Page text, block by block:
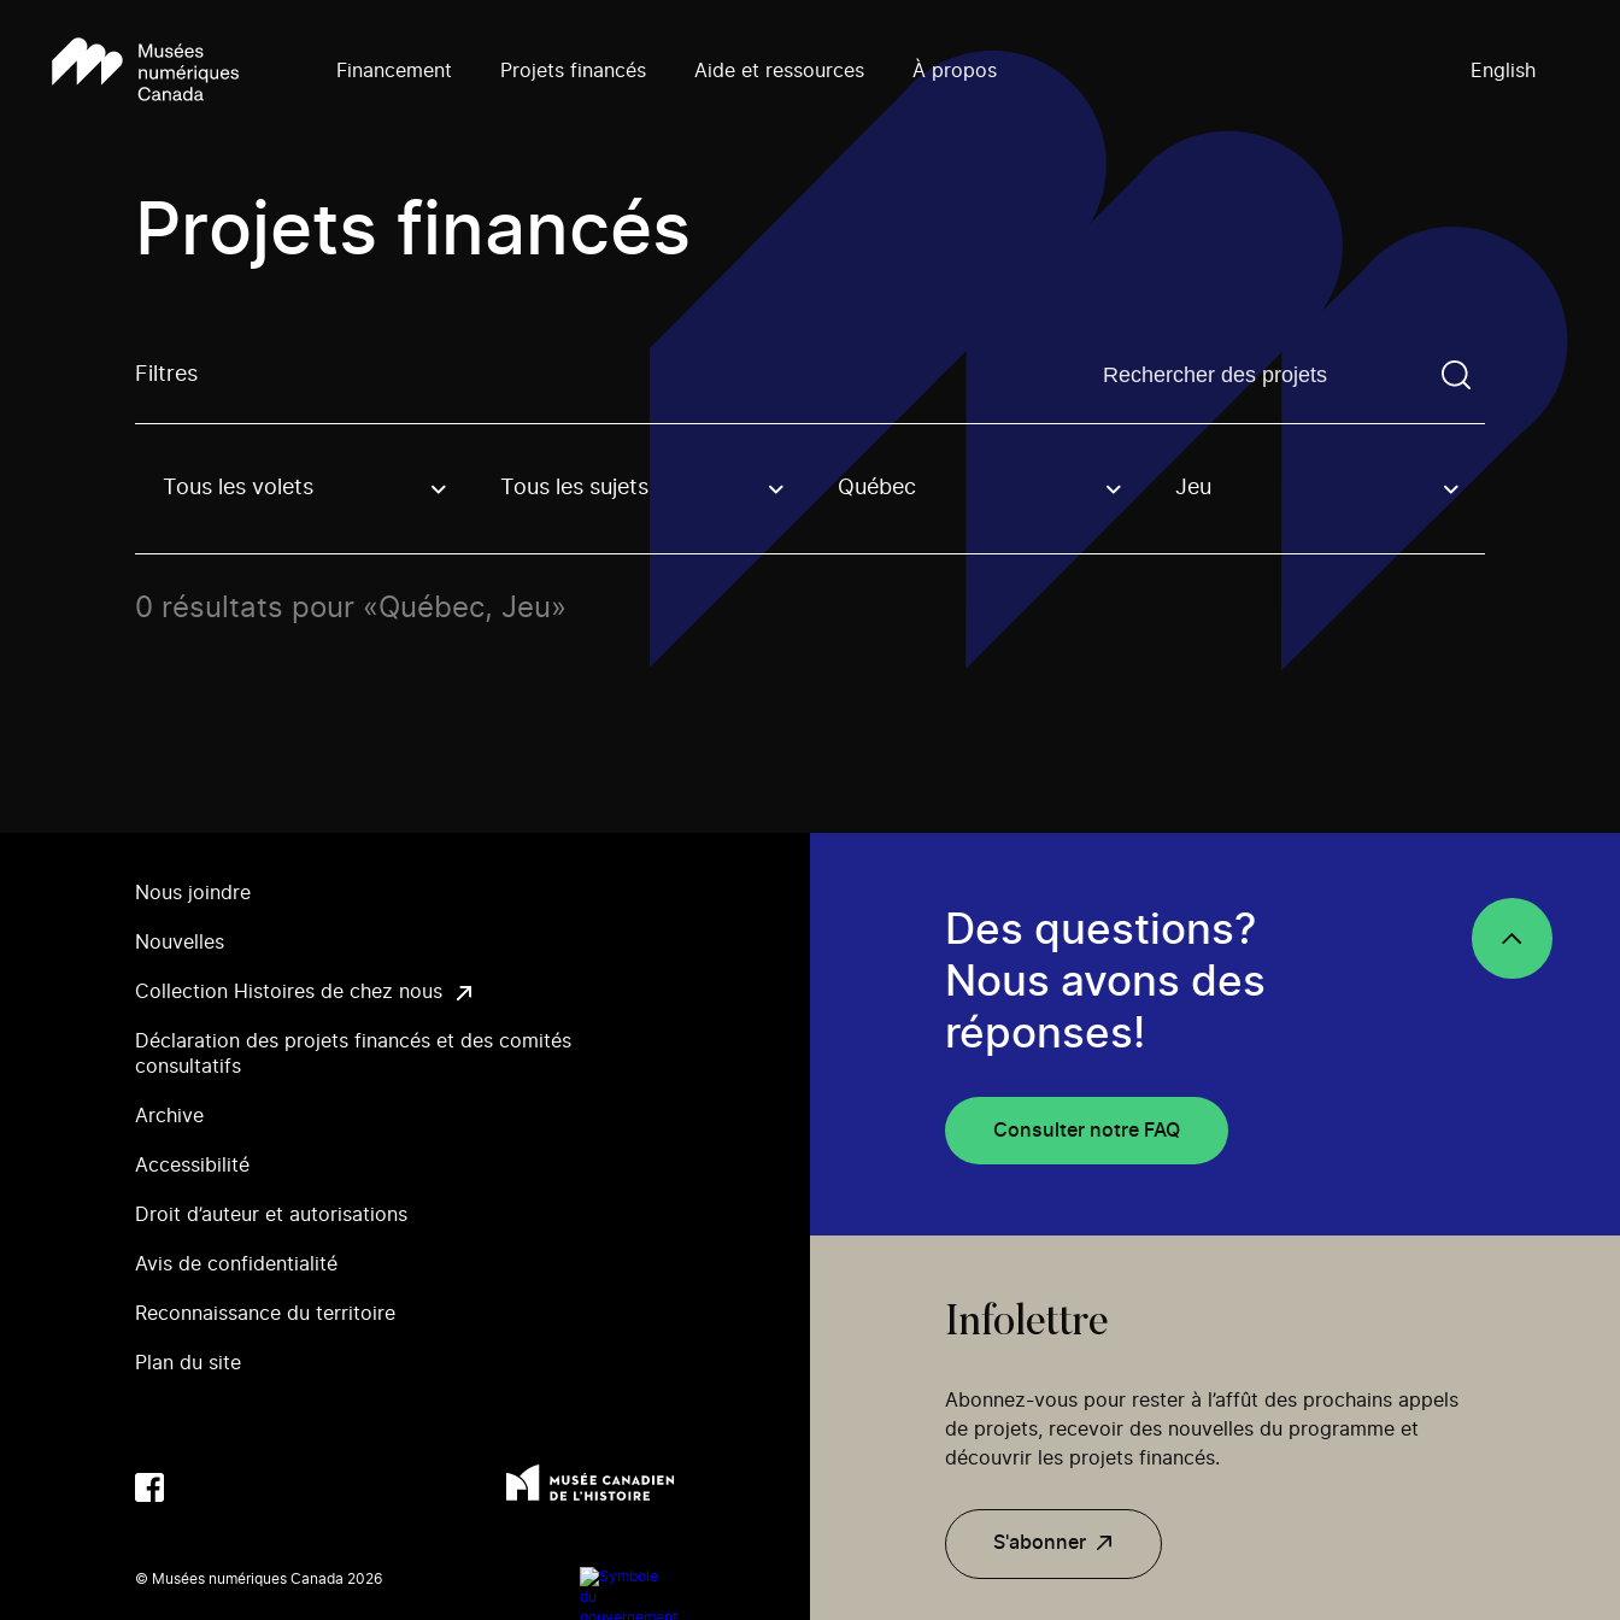
Financement Projets financés Aide et ressources À propos English
Projets financés
Filtres Trouvez un projetVous devez saisir un terme de
Use these options to filter projects by topic, stream or regon. The filter will be applied when selecting an option.
Tous les volets Tous les sujets Québec Jeu
0 résultats pour «Québec, Jeu»
Nous joindre
Nouvelles
Collection Histoires de chez nous
Déclaration des projets financés et des comités
consultatifs
Archive
Accessibilité
Droit d’auteur et autorisations
Avis de confidentialité
Reconnaissance du territoire
Plan du site
© Musées numériques Canada 2026
Des questions?
Nous avons des
réponses!
Consulter notre FAQ
Infolettre
Abonnez-vous pour rester à l’affût des prochains appels
de projets, recevoir des nouvelles du programme et
découvrir les projets financés.
S'abonner